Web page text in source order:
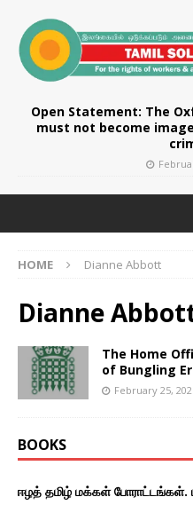
Open Statement: The
must not become
HOME Dianne Abbott
Dianne
The Home
of Bungling
February 25,
BOOKS
ஈழத் தமிழ் மக்கள் போராட்டங்கள்.